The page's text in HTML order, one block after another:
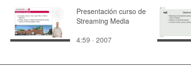
Presentación curso de
Streaming Media
4:59 · 2007